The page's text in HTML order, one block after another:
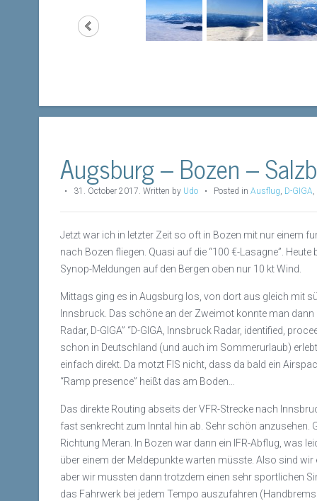
Augsburg – Bozen –
• 31. October 2017. Written by Udo • Posted in Ausflug, D-GIGA,
Jetzt war ich in letzter Zeit so oft in Bozen mit nur einem
nach Bozen fliegen. Quasi auf die “100 €-Lasagne”.
Synop-Meldungen auf den Bergen oben nur 10 kt Wind.
Mittags ging es in Augsburg los, von dort aus gleich mit
Innsbruck. Das schöne an der Zweimot konnte man
Radar, D-GIGA” “D-GIGA, Innsbruck Radar, identified,
schon in Deutschland (und auch im Sommerurlaub)
einfach direkt. Da motzt FIS nicht, dass da bald ein
“Ramp presence” heißt das am Boden…
Das direkte Routing abseits der VFR-Strecke nach
fast senkrecht zum Inntal hin ab. Sehr schön
Richtung Meran. In Bozen war dann ein IFR-Abflug, was
über einem der Meldepunkte warten müsste. Also sind
aber wir mussten dann trotzdem einen sehr sportlichen
das Fahrwerk bei jedem Tempo auszufahren